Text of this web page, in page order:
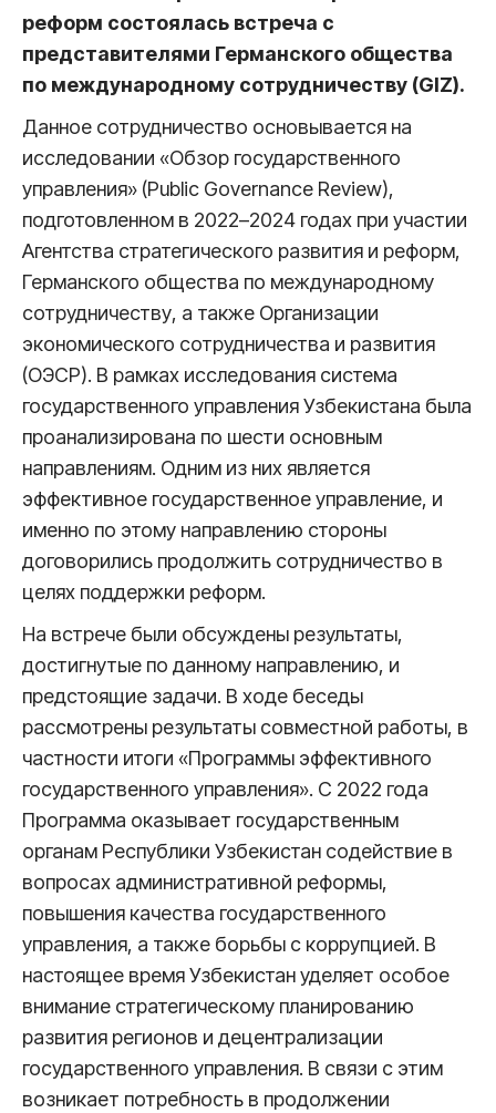
реформ состоялась встреча с
представителями Германского общества
по международному сотрудничеству (GIZ).
Данное сотрудничество основывается на
исследовании «Обзор государственного
управления» (Public Governance Review),
подготовленном в 2022–2024 годах при участии
Агентства стратегического развития и реформ,
Германского общества по международному
сотрудничеству, а также Организации
экономического сотрудничества и развития
(ОЭСР). В рамках исследования система
государственного управления Узбекистана была
проанализирована по шести основным
направлениям. Одним из них является
эффективное государственное управление, и
именно по этому направлению стороны
договорились продолжить сотрудничество в
целях поддержки реформ.
На встрече были обсуждены результаты,
достигнутые по данному направлению, и
предстоящие задачи. В ходе беседы
рассмотрены результаты совместной работы, в
частности итоги «Программы эффективного
государственного управления». С 2022 года
Программа оказывает государственным
органам Республики Узбекистан содействие в
вопросах административной реформы,
повышения качества государственного
управления, а также борьбы с коррупцией. В
настоящее время Узбекистан уделяет особое
внимание стратегическому планированию
развития регионов и децентрализации
государственного управления. В связи с этим
возникает потребность в продолжении